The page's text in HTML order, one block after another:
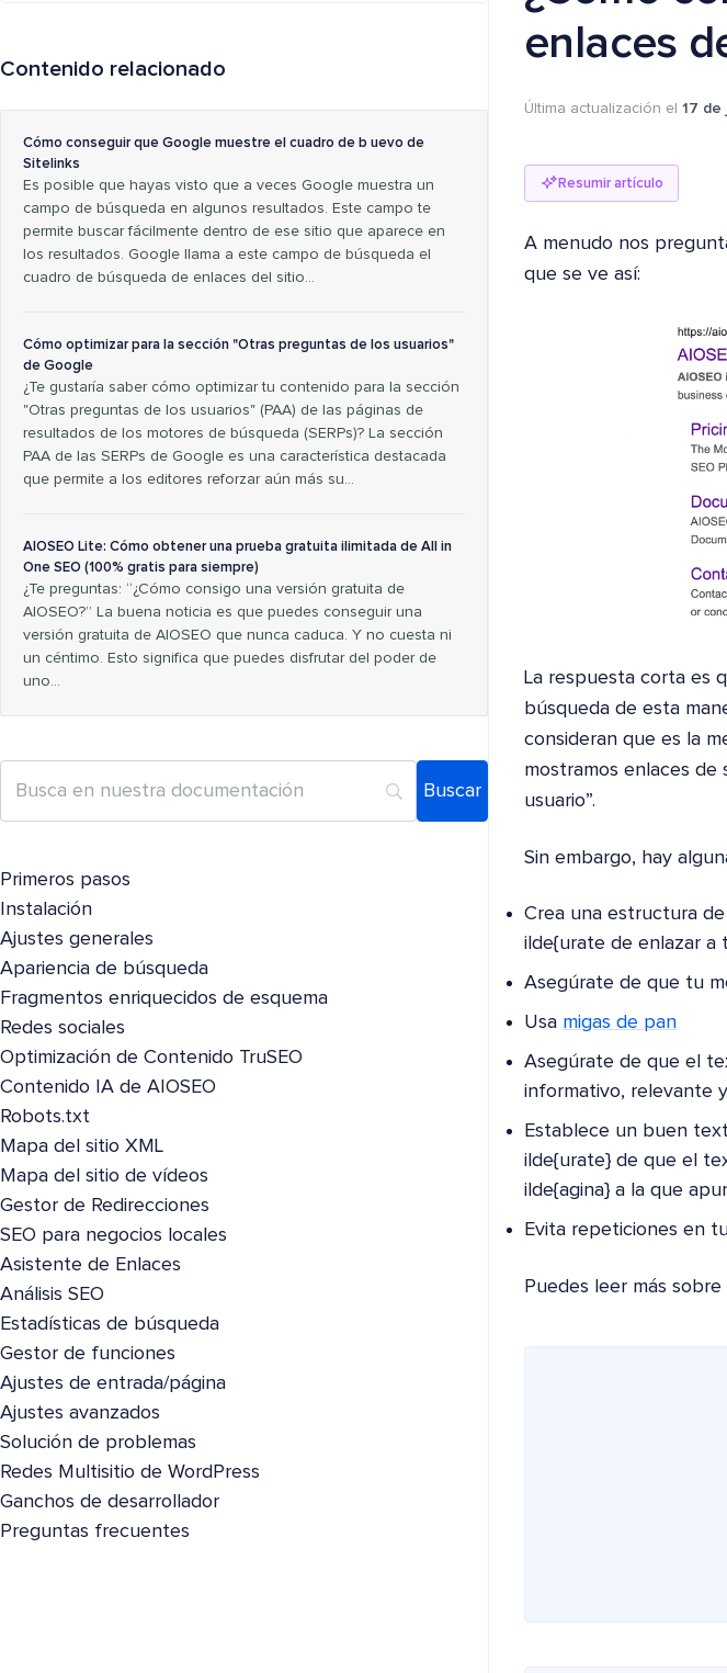
enlaces
Última actualización el 17 de
Resumir artículo
A menudo nos
que se ve así:
La respuesta corta es
búsqueda de esta
consideran que es la
mostramos enlaces de
usuario”.
Sin embargo, hay
Crea una estructura
ilde{urate de enlazar a
Asegúrate de que tu
Usa migas de pan
Asegúrate de que el
informativo, relevante
Establece un buen
ilde{urate} de que el
ilde{agina} a la que
Evita repeticiones en
Puedes leer más
Contenido relacionado
Cómo conseguir que Google muestre el cuadro de b uevo de
Sitelinks
Es posible que hayas visto que a veces Google muestra un
campo de búsqueda en algunos resultados. Este campo te
permite buscar fácilmente dentro de ese sitio que aparece en
los resultados. Google llama a este campo de búsqueda el
cuadro de búsqueda de enlaces del sitio…
Cómo optimizar para la sección "Otras preguntas de los usuarios"
de Google
¿Te gustaría saber cómo optimizar tu contenido para la sección
"Otras preguntas de los usuarios" (PAA) de las páginas de
resultados de los motores de búsqueda (SERPs)? La sección
PAA de las SERPs de Google es una característica destacada
que permite a los editores reforzar aún más su…
AIOSEO Lite: Cómo obtener una prueba gratuita ilimitada de All in
One SEO (100% gratis para siempre)
¿Te preguntas: “¿Cómo consigo una versión gratuita de
AIOSEO?” La buena noticia es que puedes conseguir una
versión gratuita de AIOSEO que nunca caduca. Y no cuesta ni
un céntimo. Esto significa que puedes disfrutar del poder de
uno…
Primeros pasos
Instalación
Ajustes generales
Apariencia de búsqueda
Fragmentos enriquecidos de esquema
Redes sociales
Optimización de Contenido TruSEO
Contenido IA de AIOSEO
Robots.txt
Mapa del sitio XML
Mapa del sitio de vídeos
Gestor de Redirecciones
SEO para negocios locales
Asistente de Enlaces
Análisis SEO
Estadísticas de búsqueda
Gestor de funciones
Ajustes de entrada/página
Ajustes avanzados
Solución de problemas
Redes Multisitio de WordPress
Ganchos de desarrollador
Preguntas frecuentes